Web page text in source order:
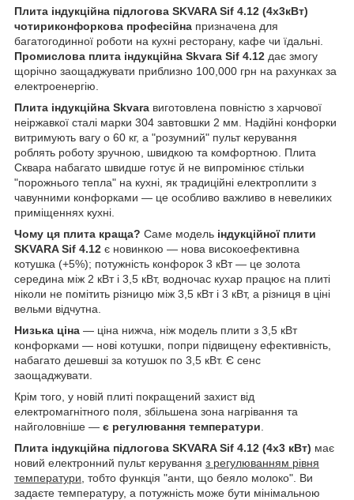
Плита індукційна підлогова SKVARA Sif 4.12 (4х3кВт)
чотириконфоркова професійна призначена для
багатогодинної роботи на кухні ресторану, кафе чи їдальні.
Промислова плита індукційна Skvara Sif 4.12 дає змогу
щорічно заощаджувати приблизно 100,000 грн на рахунках за
електроенергію.
Плита індукційна Skvara виготовлена повністю з харчової
неіржавкої сталі марки 304 завтовшки 2 мм. Надійні конфорки
витримують вагу о 60 кг, а "розумний" пульт керування
роблять роботу зручною, швидкою та комфортною. Плита
Сквара набагато швидше готує й не випромінює стільки
"порожнього тепла" на кухні, як традиційні електроплити з
чавунними конфорками — це особливо важливо в невеликих
приміщеннях кухні.
Чому ця плита краща? Саме модель індукційної плити
SKVARA Sif 4.12 є новинкою — нова високоефективна
котушка (+5%); потужність конфорок 3 кВт — це золота
середина між 2 кВт і 3,5 кВт, водночас кухар працює на плиті
ніколи не помітить різницю між 3,5 кВт і 3 кВт, а різниця в ціні
вельми відчутна.
Низька ціна — ціна нижча, ніж модель плити з 3,5 кВт
конфорками — нові котушки, попри підвищену ефективність,
набагато дешевші за котушок по 3,5 кВт. Є сенс
заощаджувати.
Крім того, у новій плиті покращений захист від
електромагнітного поля, збільшена зона нагрівання та
найголовніше — є регулювання температури
Плита індукційна підлогова SKVARA Sif 4.12 (4х3 кВт) має
новий електронний пульт керування з регулюванням рівня
температури , тобто функція "анти, що беяло молоко". Ви
задаєте температуру, а потужність може бути мінімальною